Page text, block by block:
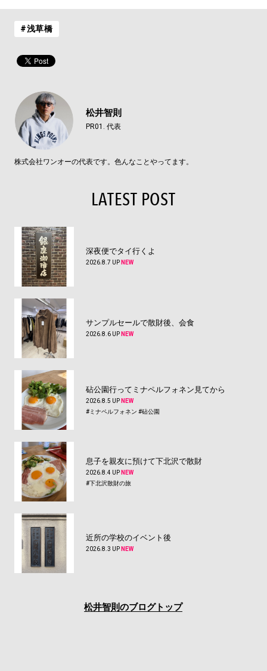
#浅草橋
松井智則
PR01. 代表
株式会社ワンオーの代表です。色んなことやってます。
LATEST POST
深夜便でタイ行くよ
2026.8.7 UP NEW
サンプルセールで散財後、会食
2026.8.6 UP NEW
砧公園行ってミナペルフォネン見てから
2026.8.5 UP NEW
#ミナペルフォネン #砧公園
息子を親友に預けて下北沢で散財
2026.8.4 UP NEW
#下北沢散財の旅
近所の学校のイベント後
2026.8.3 UP NEW
松井智則のブログトップ